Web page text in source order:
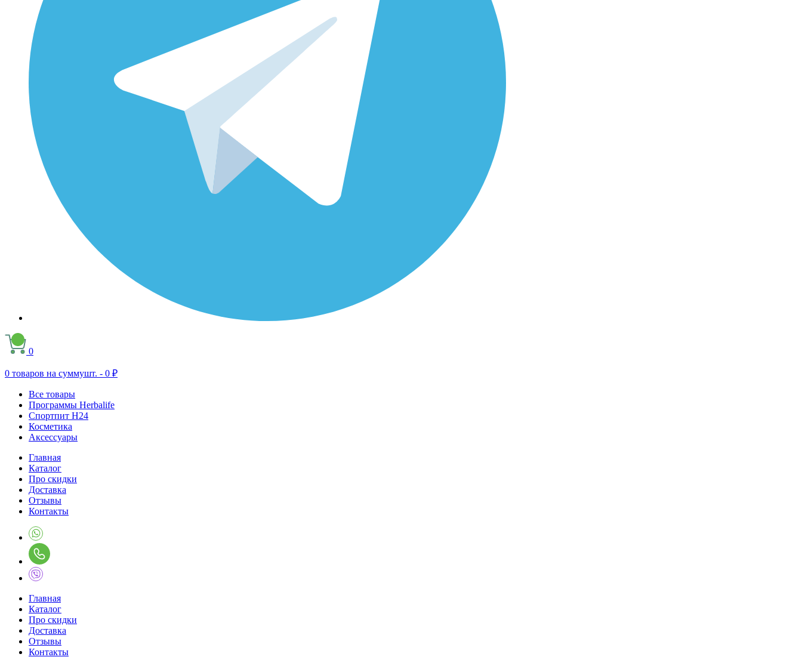
0
0 товаров на суммушт. - 0 ₽
Все товары
Программы Herbalife
Спортпит H24
Косметика
Аксессуары
Главная
Каталог
Про скидки
Доставка
Отзывы
Контакты
Главная
Каталог
Про скидки
Доставка
Отзывы
Контакты